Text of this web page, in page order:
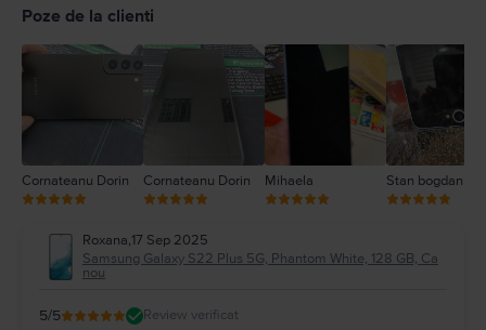
1
Poze de la clienti
Cornateanu Dorin Cornateanu Dorin Mihaela Stan bogdan
Roxana,17 Sep 2025
Samsung Galaxy S22 Plus 5G, Phantom White, 128 GB, Ca
nou
5/5 Review verificat